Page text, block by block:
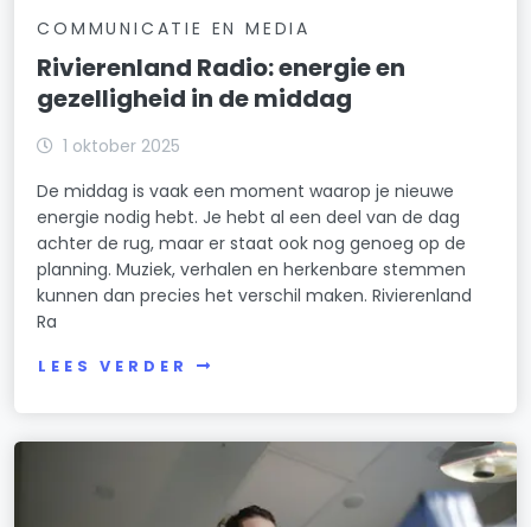
COMMUNICATIE EN MEDIA
Rivierenland Radio: energie en
gezelligheid in de middag
1 oktober 2025
De middag is vaak een moment waarop je nieuwe
energie nodig hebt. Je hebt al een deel van de dag
achter de rug, maar er staat ook nog genoeg op de
planning. Muziek, verhalen en herkenbare stemmen
kunnen dan precies het verschil maken. Rivierenland
Ra
LEES VERDER